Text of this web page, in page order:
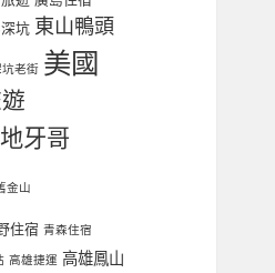
坑 東山鴨頭
老街 美國
牙哥
金山
住宿 青森住宿
高雄捷運 高雄鳳山